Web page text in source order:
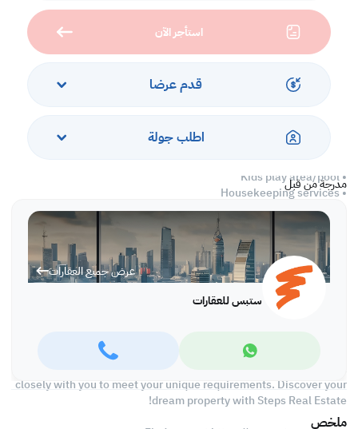
استأجر الآن
قدم عرضا
اطلب جولة
مدرجة من قبل
عرض جميع العقارات
ستبس للعقارات
Services and Amenities
• Kids play area/pool
• Housekeeping services
Call us to schedule a viewing today!
At Steps Real Estate, we're committed to making your property
search as effortless and enjoyable as possible. Our team of
perfect property and create a satisfying long-term relationship
with us. With a wide range of properties across Qatar, including
closely with you to meet your unique requirements. Discover your
dream property with Steps Real Estate!
ملخص